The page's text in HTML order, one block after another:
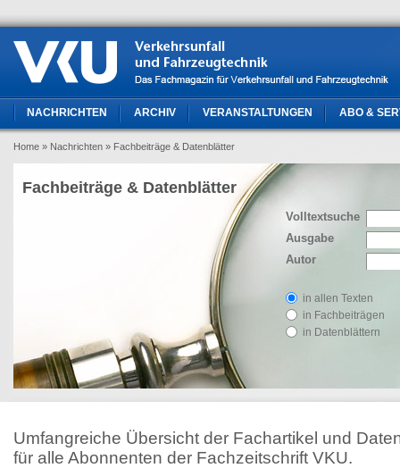
NACHRICHTEN ARCHIV VERANSTALTUNGEN ABO &
Home » Nachrichten » Fachbeiträge & Datenblätter
Volltextsuche
Ausgabe
Autor
in allen Texten
in Fachbeiträgen
in Datenblättern
Fachbeiträge & Datenblätter
Umfangreiche Übersicht der Fachartikel und
für alle Abonnenten der Fachzeitschrift VKU.